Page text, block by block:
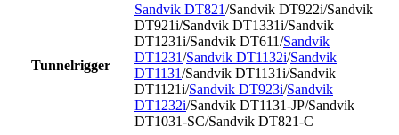
Tunnelrigger
Sandvik DT821/Sandvik DT922i/Sandvik
DT921i/Sandvik DT1331i/Sandvik
DT1231i/Sandvik DT611/Sandvik
DT1231/Sandvik DT1132i/Sandvik
DT1131/Sandvik DT1131i/Sandvik
DT1121i/Sandvik DT923i/Sandvik
DT1232i/Sandvik DT1131-JP/Sandvik
DT1031-SC/Sandvik DT821-C